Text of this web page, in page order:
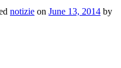
notizie on June 13, 2014 by